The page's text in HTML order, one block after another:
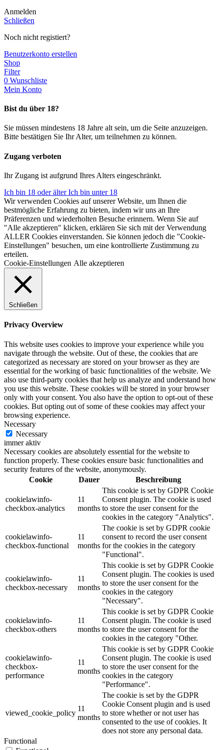
Anmelden
Schließen
Noch nicht registiert?
Benutzerkonto erstellen
Shop
Filter
0 Wunschliste
Mein Konto
Bist du über 18?
Sie müssen mindestens 18 Jahre alt sein, um die Seite anzuzeigen.
Bitte bestätigen Sie Ihr Alter, um teilnehmen zu können.
Zugang verboten
Ihr Zugang ist aufgrund Ihres Alters eingeschränkt.
Ich bin 18 oder älterIch bin unter 18
Wir verwenden Cookies auf unserer Website, um Ihnen die
bestmögliche Erfahrung zu bieten, indem wir uns an Ihre
Präferenzen und wiederholten Besuche erinnern. Wenn Sie auf
"Alle akzeptieren" klicken, erklären Sie sich mit der Verwendung
ALLER Cookies einverstanden. Sie können jedoch die "Cookie-
Einstellungen" besuchen, um eine kontrollierte Zustimmung zu
erteilen.
Cookie-Einstellungen Alle akzeptieren
Schließen
Privacy Overview
This website uses cookies to improve your experience while you
navigate through the website. Out of these, the cookies that are
categorized as necessary are stored on your browser as they are
essential for the working of basic functionalities of the website. We
also use third-party cookies that help us analyze and understand how
you use this website. These cookies will be stored in your browser
only with your consent. You also have the option to opt-out of these
cookies. But opting out of some of these cookies may affect your
browsing experience.
Necessary
Necessary
immer aktiv
Necessary cookies are absolutely essential for the website to
function properly. These cookies ensure basic functionalities and
security features of the website, anonymously.
Cookie
Dauer Beschreibung
cookielawinfo-
checkbox-analytics
11
months
This cookie is set by GDPR Cookie
Consent plugin. The cookie is used
to store the user consent for the
cookies in the category "Analytics".
cookielawinfo-
checkbox-functional
11
months
The cookie is set by GDPR cookie
consent to record the user consent
for the cookies in the category
"Functional".
cookielawinfo-
checkbox-necessary
11
months
This cookie is set by GDPR Cookie
Consent plugin. The cookies is used
to store the user consent for the
cookies in the category
"Necessary".
cookielawinfo-
checkbox-others
11
months
This cookie is set by GDPR Cookie
Consent plugin. The cookie is used
to store the user consent for the
cookies in the category "Other.
cookielawinfo-
checkbox-
performance
11
months
This cookie is set by GDPR Cookie
Consent plugin. The cookie is used
to store the user consent for the
cookies in the category
"Performance".
viewed_cookie_policy
11
months
The cookie is set by the GDPR
Cookie Consent plugin and is used
to store whether or not user has
consented to the use of cookies. It
does not store any personal data.
Functional